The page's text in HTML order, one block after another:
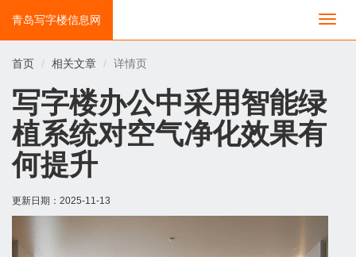
切
青岛写字楼信息网
首页 相关文章 详情页
写字楼办公中采用智能绿
植系统对空气净化效果有
何提升
更新日期： 2025-11-13